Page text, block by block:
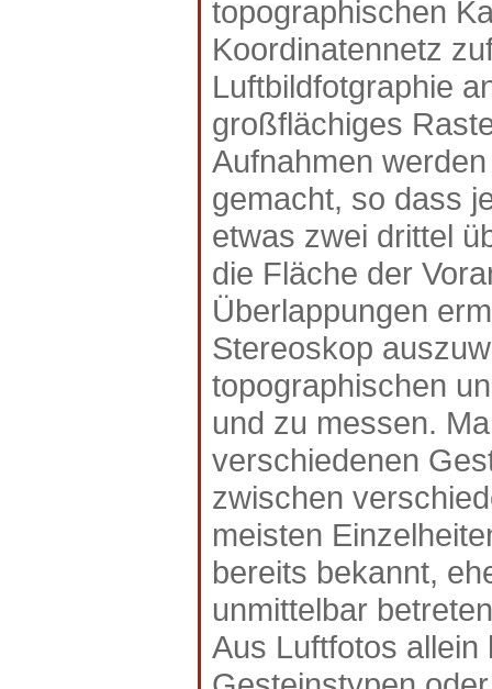
topographischen
Koordinatennetz
Luftbildfotgraphie
großflächiges
Aufnahmen
gemacht, so dass
etwas zwei drittel
die Fläche der
Überlappungen
Stereoskop
topographischen
und zu messen.
verschiedenen
zwischen
meisten
bereits bekannt,
unmittelbar
Aus Luftfotos